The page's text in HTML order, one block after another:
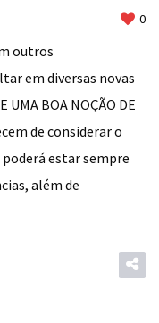
0
outros
em diversas novas
BOA NOÇÃO DE
de considerar o
estar sempre
além de